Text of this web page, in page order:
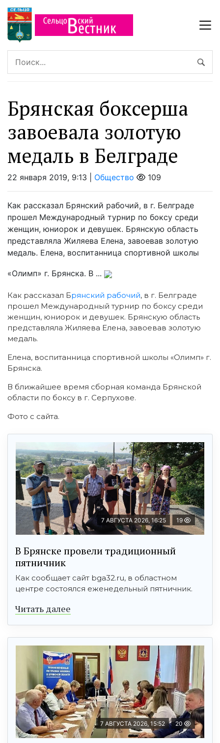
Брянская боксерша
завоевала золотую
медаль в Белграде
22 января 2019, 9:13 | Общество 109
Как рассказал Брянский рабочий, в г. Белграде
прошел Международный турнир по боксу среди
женщин, юниорок и девушек. Брянскую область
представляла Жиляева Елена, завоевав золотую
медаль. Елена, воспитанница спортивной школы
«Олимп» г. Брянска. В ...
Как рассказал Брянский рабочий, в г. Белграде
прошел Международный турнир по боксу среди
женщин, юниорок и девушек. Брянскую область
представляла Жиляева Елена, завоевав золотую
медаль.
Елена, воспитанница спортивной школы «Олимп» г.
Брянска.
В ближайшее время сборная команда Брянской
области по боксу в г. Серпухове.
Фото с сайта.
7 АВГУСТА 2026, 16:25 19
В Брянске провели традиционный
пятничник
Как сообщает сайт bga32.ru, в областном
центре состоялся еженедельный пятничник.
Читать далее
7 АВГУСТА 2026, 15:52 20